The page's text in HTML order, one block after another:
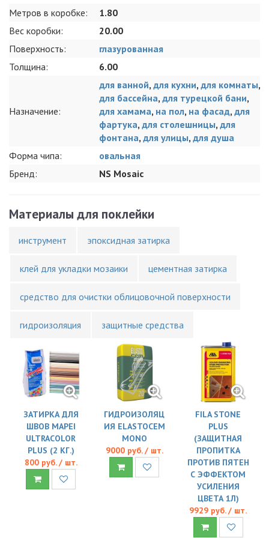
Метров в коробке:
1.80
Вес коробки:
20.00
Поверхность:
глазурованная
Толщина:
6.00
Назначение:
для ванной, для кухни, для комнаты,
для бассейна, для турецкой бани,
для хамама, на пол, на фасад, для
фартука, для столешницы, для
фонтана, для улицы, для душа
Форма чипа:
овальная
Бренд:
NS Mosaic
Материалы для поклейки
инструмент эпоксидная затирка
клей для укладки мозаики цементная затирка
средство для очистки облицовочной поверхности
гидроизоляция защитные средства
ЗАТИРКА ДЛЯ
ШВОВ MAPEI
ULTRACOLOR
PLUS (2 КГ.)
800 руб. / шт.
ГИДРОИЗОЛЯЦ
ИЯ ELASTOCEM
MONO
9000 руб. / шт.
FILA STONE
PLUS
(ЗАЩИТНАЯ
ПРОПИТКА
ПРОТИВ ПЯТЕН
С ЭФФЕКТОМ
УСИЛЕНИЯ
ЦВЕТА 1Л)
9929 руб. / шт.